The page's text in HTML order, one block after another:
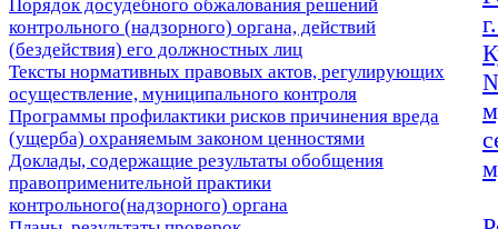
Порядок досудебного обжалования решений
контрольного (надзорного) органа, действий
(бездействия) его должностных лиц
Тексты нормативных правовых актов, регулирующих
осуществление, муниципального контроля
Программы профилактики рисков причинения вреда
(ущерба) охраняемым законом ценностями
Доклады, содержащие результаты обобщения
правоприменительной практики
контрольного(надзорного) органа